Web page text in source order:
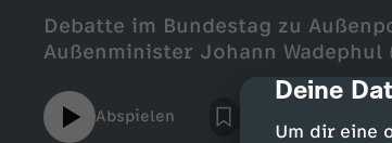
cmp-
Deine
Um dir eine
Debatte im Bundestag zu
Außenminister Johann
Abspielen